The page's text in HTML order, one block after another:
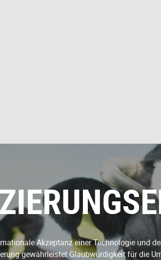
Akzeptanz einer Technologie und
gewährleistet Glaubwürdigkeit für die